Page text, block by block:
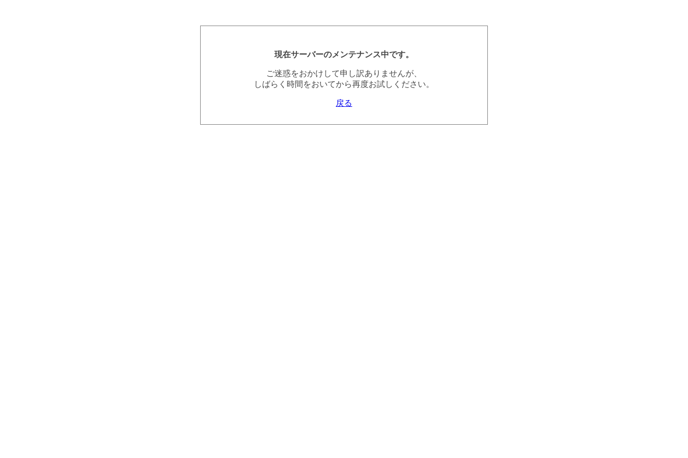
現在サーバーのメンテナンス中です。
ご迷惑をおかけして申し訳ありませんが、
しばらく時間をおいてから再度お試しください。
戻る